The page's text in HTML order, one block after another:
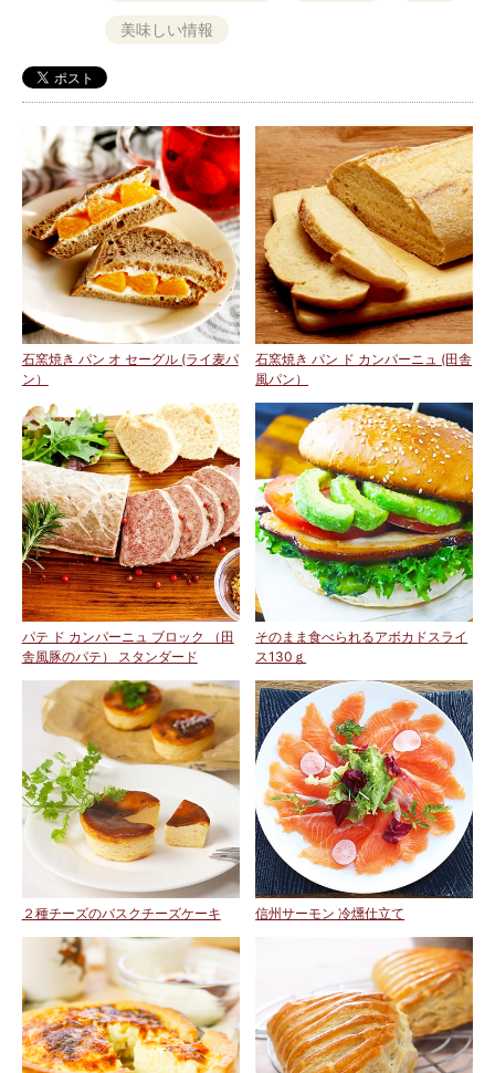
美味しい情報
石窯焼き パン オ セーグル (ライ麦パ
ン）
石窯焼き パン ド カンパーニュ (田舎
風パン）
パテ ド カンパーニュ ブロック （田
舎風豚のパテ） スタンダード
そのまま食べられるアボカドスライ
ス130ｇ
２種チーズのバスクチーズケーキ 信州サーモン 冷燻仕立て